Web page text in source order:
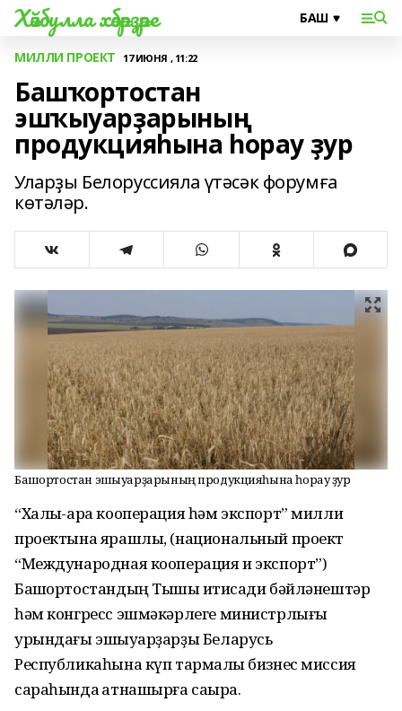
Хәйбулла хәбәрҙәре
МИЛЛИ ПРОЕКТ 17 ИЮНЯ , 11:22
Башҡортостан
эшҡыуарҙарының
продукцияһына һорау ҙур
Уларҙы Белоруссияла үтәсәк форумға
көтәләр.
Башҡортостан эшҡыуарҙарының продукцияһына һорау ҙур
“Халыҡ-ара кооперация һәм экспорт” милли
проектына ярашлы, (национальный проект
“Международная кооперация и экспорт”)
Башҡортостандың Тышҡы иҡтисади бәйләнештәр
һәм конгресс эшмәкәрлеге министрлығы
урындағы эшҡыуарҙарҙы Беларусь
Республикаһына күп тармаҡлы бизнес миссия
сараһында ҡатнашырға саҡыра.